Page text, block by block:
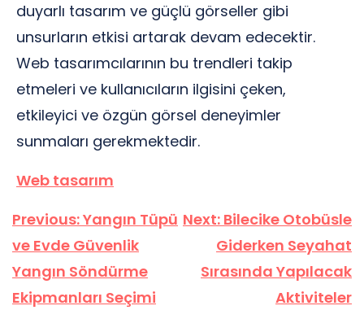
duyarlı tasarım ve güçlü görseller gibi
unsurların etkisi artarak devam edecektir.
Web tasarımcılarının bu trendleri takip
etmeleri ve kullanıcıların ilgisini çeken,
etkileyici ve özgün görsel deneyimler
sunmaları gerekmektedir.
Web tasarım
Yazı
gezinmesi
Previous:Yangın Tüpü
ve Evde Güvenlik
Yangın Söndürme
Ekipmanları Seçimi
Next: Bilecike Otobüsle
Giderken Seyahat
Sırasında Yapılacak
Aktiviteler